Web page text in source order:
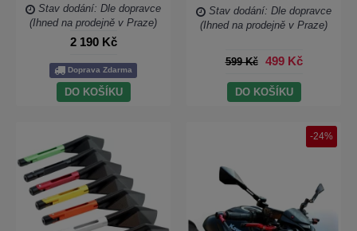
Stav dodání: Dle dopravce
(Ihned na prodejně v Praze)
2 190 Kč
Doprava Zdarma
DO KOŠÍKU
Stav dodání: Dle dopravce
(Ihned na prodejně v Praze)
599 Kč 499 Kč
DO KOŠÍKU
-24%